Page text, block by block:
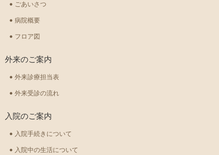
ごあいさつ
病院概要
フロア図
外来のご案内
外来診療担当表
外来受診の流れ
入院のご案内
入院手続きについて
入院中の生活について